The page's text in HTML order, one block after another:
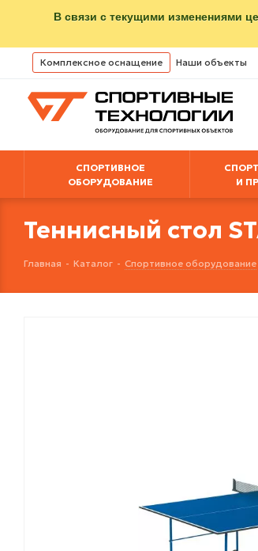
В связи с текущими изменениями
Комплексное оснащение Наши объекты
СПОРТИВНОЕ
ОБОРУДОВАНИЕ
И
Теннисный стол
Главная - Каталог - Спортивное оборудование